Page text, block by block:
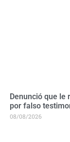
Denunció que le
por falso
08/08/2026